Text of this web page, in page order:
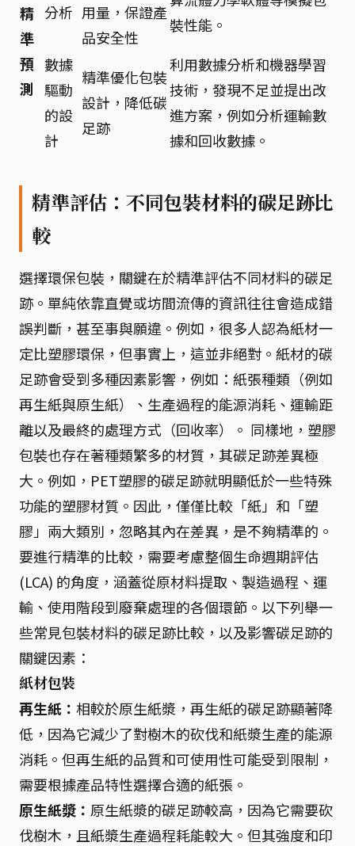
精
準
預
測
分析 用量，保證產
品安全性
裝性能。
數據
驅動
的設
計
精準優化包裝
設計，降低碳
足跡
利用數據分析和機器學習
技術，發現不足並提出改
進方案，例如分析運輸數
據和回收數據。
精準評估：不同包裝材料的碳足跡比
較
選擇環保包裝，關鍵在於精準評估不同材料的碳足
跡。單純依靠直覺或坊間流傳的資訊往往會造成錯
誤判斷，甚至事與願違。例如，很多人認為紙材一
定比塑膠環保，但事實上，這並非絕對。紙材的碳
足跡會受到多種因素影響，例如：紙張種類（例如
再生紙與原生紙）、生產過程的能源消耗、運輸距
離以及最終的處理方式（回收率）。 同樣地，塑膠
包裝也存在著種類繁多的材質，其碳足跡差異極
大。例如，PET塑膠的碳足跡就明顯低於一些特殊
功能的塑膠材質。因此，僅僅比較「紙」和「塑
膠」兩大類別，忽略其內在差異，是不夠精準的。
要進行精準的比較，需要考慮整個生命週期評估
(LCA) 的角度，涵蓋從原材料提取、製造過程、運
輸、使用階段到廢棄處理的各個環節。以下列舉一
些常見包裝材料的碳足跡比較，以及影響碳足跡的
關鍵因素：
紙材包裝
再生紙： 相較於原生紙漿，再生紙的碳足跡顯著降
低，因為它減少了對樹木的砍伐和紙漿生產的能源
消耗。但再生紙的品質和可使用性可能受到限制，
需要根據產品特性選擇合適的紙張。
原生紙漿： 原生紙漿的碳足跡較高，因為它需要砍
伐樹木，且紙漿生產過程耗能較大。但其強度和印